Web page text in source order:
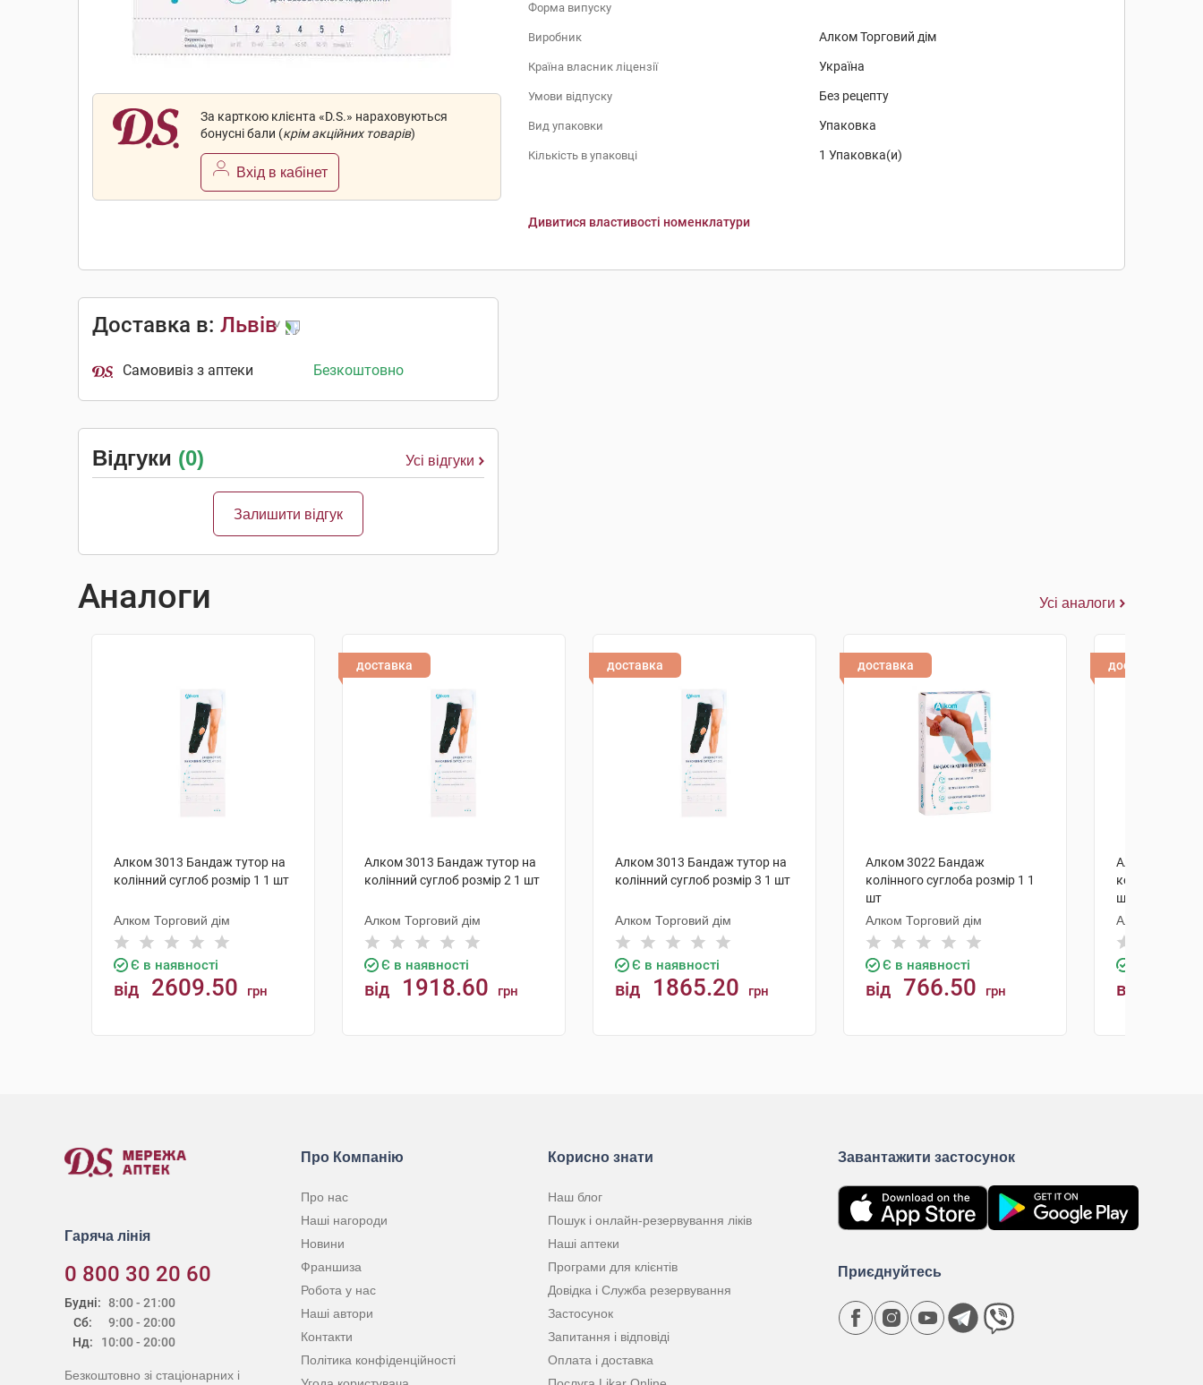
За карткою клієнта «D.S.» нараховуються
бонусні бали (крім акційних товарів)
Вхід в кабінет
Форма випуску
Виробник Алком Торговий дім
Країна власник ліцензії Україна
Умови відпуску Без рецепту
Вид упаковки Упаковка
Кількість в упаковці 1 Упаковка(и)
Дивитися властивості номенклатури
Доставка в: Львів
Самовивіз з аптеки Безкоштовно
Відгуки (0) Усі відгуки
Залишити відгук
Аналоги Усі аналоги
Алком 3013 Бандаж тутор на
колінний суглоб розмір 1 1 шт
Алком Торговий дім
Є в наявності
від 2609.50 грн
доставка
Алком 3013 Бандаж тутор на
колінний суглоб розмір 2 1 шт
Алком Торговий дім
Є в наявності
від 1918.60 грн
доставка
Алком 3013 Бандаж тутор на
колінний суглоб розмір 3 1 шт
Алком Торговий дім
Є в наявності
від 1865.20 грн
доставка
Алком 3022 Бандаж
колінного суглоба розмір 1 1
шт
Алком Торговий дім
Є в наявності
від 766.50 грн
доставка
Алком 3022
колінного
шт
Алком
від
Гаряча лінія
0 800 30 20 60
Будні:
Сб:
Нд:
8:00 - 21:00
9:00 - 20:00
10:00 - 20:00
Безкоштовно зі стаціонарних і
Про Компанію
Про нас
Наші нагороди
Новини
Франшиза
Робота у нас
Наші автори
Контакти
Політика конфіденційності
Корисно знати
Наш блог
Пошук і онлайн-резервування ліків
Наші аптеки
Програми для клієнтів
Довідка і Служба резервування
Застосунок
Запитання і відповіді
Оплата і доставка
Завантажити застосунок
Приєднуйтесь